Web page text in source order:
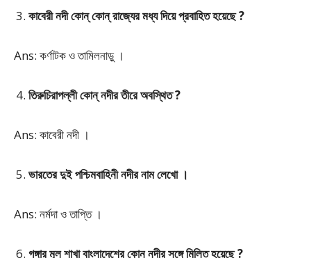
কাবেরী নদী কোন্ কোন্ রাজ্যের মধ্য দিয়ে প্রবাহিত হয়েছে ?
Ans: কর্ণাটক ও তামিলনাড়ু ।
তিরুচিরাপল্লী কোন্ নদীর তীরে অবস্থিত ?
Ans: কাবেরী নদী ।
ভারতের দুই পশ্চিমবাহিনী নদীর নাম লেখো ।
Ans: নর্মদা ও তাপ্তি ।
গঙ্গার মূল শাখা বাংলাদেশের কোন নদীর সঙ্গে মিলিত হয়েছে ?